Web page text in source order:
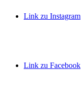
Link zu Instagram
Link zu Facebook